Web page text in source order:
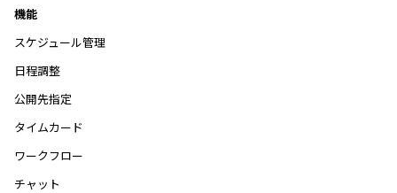
機能
スケジュール管理
日程調整
公開先指定
タイムカード
ワークフロー
チャット